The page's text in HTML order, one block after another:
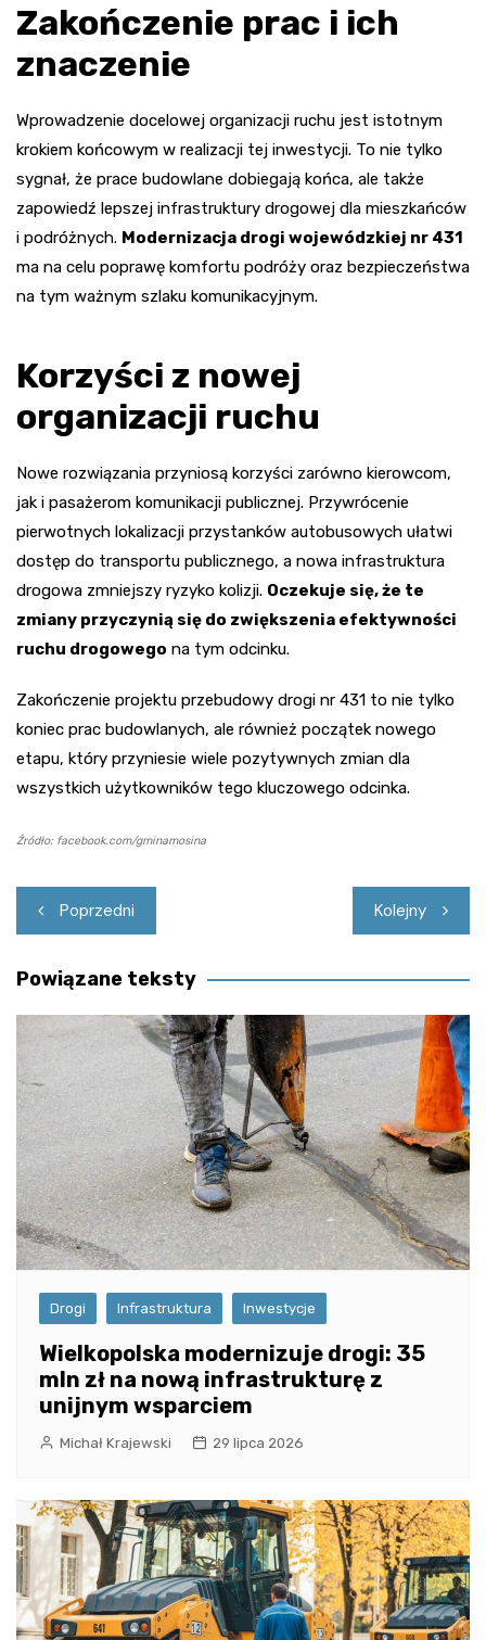
Zakończenie prac i ich
znaczenie
Wprowadzenie docelowej organizacji ruchu jest istotnym
krokiem końcowym w realizacji tej inwestycji. To nie tylko
sygnał, że prace budowlane dobiegają końca, ale także
zapowiedź lepszej infrastruktury drogowej dla mieszkańców
i podróżnych. Modernizacja drogi wojewódzkiej nr 431
ma na celu poprawę komfortu podróży oraz bezpieczeństwa
na tym ważnym szlaku komunikacyjnym.
Korzyści z nowej
organizacji ruchu
Nowe rozwiązania przyniosą korzyści zarówno kierowcom,
jak i pasażerom komunikacji publicznej. Przywrócenie
pierwotnych lokalizacji przystanków autobusowych ułatwi
dostęp do transportu publicznego, a nowa infrastruktura
drogowa zmniejszy ryzyko kolizji. Oczekuje się, że te
zmiany przyczynią się do zwiększenia efektywności
ruchu drogowego na tym odcinku.
Zakończenie projektu przebudowy drogi nr 431 to nie tylko
koniec prac budowlanych, ale również początek nowego
etapu, który przyniesie wiele pozytywnych zmian dla
wszystkich użytkowników tego kluczowego odcinka.
Źródło: facebook.com/gminamosina
Nawigacja
wpisu
Poprzedni Kolejny
Powiązane teksty
Drogi Infrastruktura Inwestycje
Wielkopolska modernizuje drogi: 35
mln zł na nową infrastrukturę z
unijnym wsparciem
Michał Krajewski 29 lipca 2026